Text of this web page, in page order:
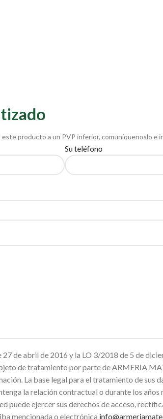
producto a un PVP inferior, comuníquenoslo e
Su teléfono
de abril de 2016 y la LO 3/2018 de 5 de
de tratamiento por parte de ARMERIA
La base legal para el tratamiento de sus
la relación contractual o durante los años
puede ejercer sus derechos de acceso,
mencionada o electrónica